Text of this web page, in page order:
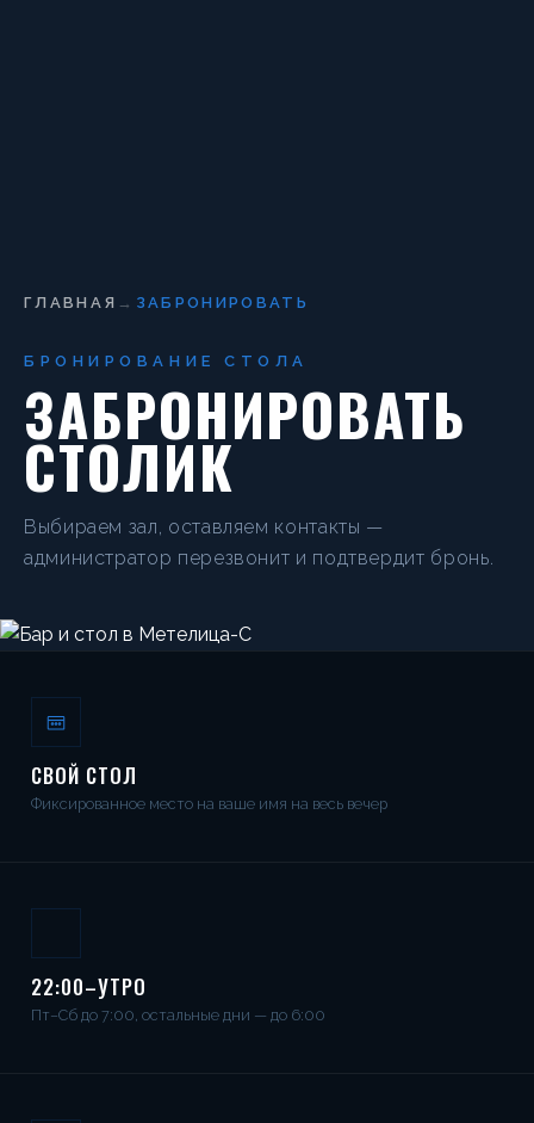
ГЛАВНАЯ → ЗАБРОНИРОВАТЬ
БРОНИРОВАНИЕ СТОЛА
ЗАБРОНИРОВАТЬ
СТОЛИК
Выбираем зал, оставляем контакты —
администратор перезвонит и подтвердит бронь.
СВОЙ СТОЛ
Фиксированное место на ваше имя на весь вечер
22:00–УТРО
Пт–Сб до 7:00, остальные дни — до 6:00